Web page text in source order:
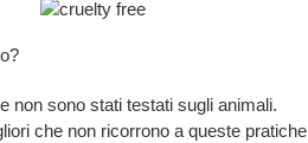
non sono stati testati sugli animali.
che non ricorrono a queste pratiche